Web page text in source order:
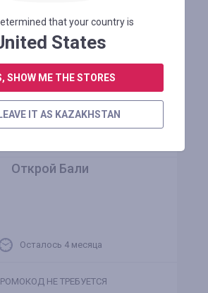
Открой Бали
Осталось 4 месяца
НЕ ТРЕБУЕТСЯ
that your country is
States
SHOW ME THE STORES
IT AS KAZAKHSTAN